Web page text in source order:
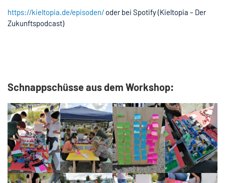
https://kieltopia.de/episoden/ oder bei Spotify (Kieltopia – Der
Zukunftspodcast)
Schnappschüsse aus dem Workshop: